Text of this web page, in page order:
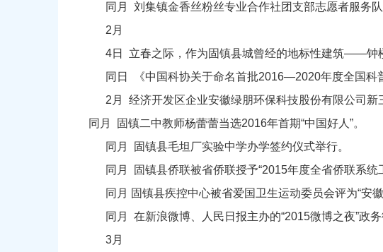
同月 刘集镇金香丝粉丝专业合作社团支部志愿者服务
2月
4日 立春之际，作为固镇县城曾经的地标性建筑——钟
同日 《中国科协关于命名首批2016—2020年度全国科
2月 经济开发区企业安徽绿朋环保科技股份有限公司
同月 固镇二中教师杨蕾蕾当选2016年首期“中国好人”。
同月 固镇县毛坦厂实验中学办学签约仪式举行。
同月 固镇县侨联被省侨联授予“2015年度全省侨联系统
同月 固镇县疾控中心被省爱国卫生运动委员会评为“安
同月 在新浪微博、人民日报主办的“2015微博之夜”政
3月